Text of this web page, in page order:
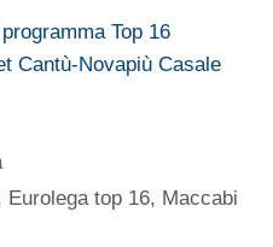
Top 16
Cantù-Novapiù Casale
Eurolega top 16, Maccabi